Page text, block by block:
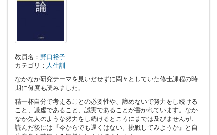
教員名： 野口裕子
カテゴリ： 人生訓
なかなか研究テーマを見いだせずに悶々としていた修士課程の時
期に何度も読みました。
精一杯自分で考えることの必要性や、諦めないで努力をし続ける
こと、謙虚であること、誠実であることが書かれています。なか
なか先人のような努力をし続けるところにまでは及びませんが、
読んだ後には『今からでも遅くはない。挑戦してみようか』と自